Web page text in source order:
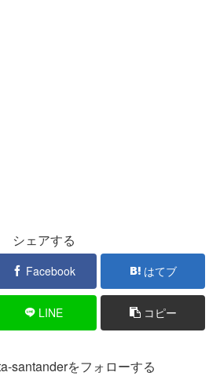
シェアする
Facebook はてブ
LINE コピー
santanderをフォローする